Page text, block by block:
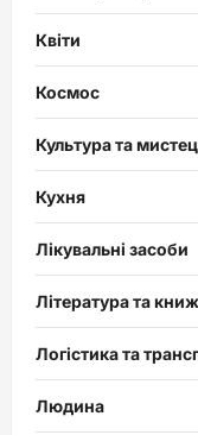
Квіти
Космос
Культура та
Кухня
Лікувальні засоби
Література та
Логістика та
Людина